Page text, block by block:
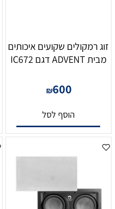
זוג רמקולים שקועים איכותים
מבית ADVENT דגם IC672
₪600
הוסף לסל